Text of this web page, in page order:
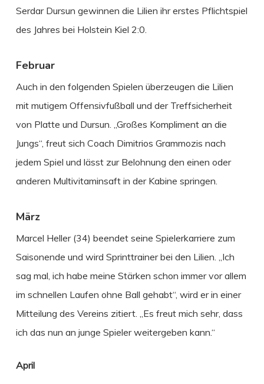
Serdar Dursun gewinnen die Lilien ihr erstes Pflichtspiel
des Jahres bei Holstein Kiel 2:0.
Februar
Auch in den folgenden Spielen überzeugen die Lilien
mit mutigem Offensivfußball und der Treffsicherheit
von Platte und Dursun. „Großes Kompliment an die
Jungs“, freut sich Coach Dimitrios Grammozis nach
jedem Spiel und lässt zur Belohnung den einen oder
anderen Multivitaminsaft in der Kabine springen.
März
Marcel Heller (34) beendet seine Spielerkarriere zum
Saisonende und wird Sprinttrainer bei den Lilien. „Ich
sag mal, ich habe meine Stärken schon immer vor allem
im schnellen Laufen ohne Ball gehabt“, wird er in einer
Mitteilung des Vereins zitiert. „Es freut mich sehr, dass
ich das nun an junge Spieler weitergeben kann.“
April